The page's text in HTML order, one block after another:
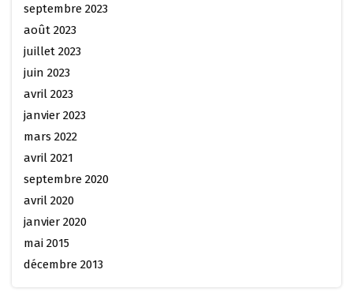
septembre 2023
août 2023
juillet 2023
juin 2023
avril 2023
janvier 2023
mars 2022
avril 2021
septembre 2020
avril 2020
janvier 2020
mai 2015
décembre 2013